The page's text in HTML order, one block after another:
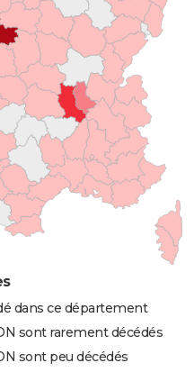
dans ce département
sont rarement décédés
sont peu décédés